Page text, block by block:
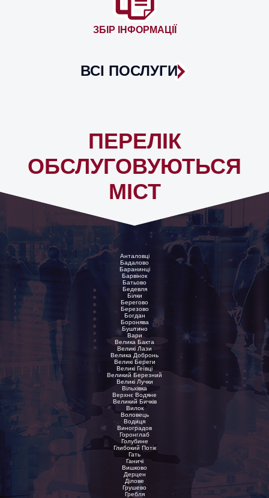
ЗБІР ІНФОРМАЦІЇ
ВСІ ПОСЛУГИ
ПЕРЕЛІК
ОБСЛУГОВУЮТЬСЯ
МІСТ
Анталовці
Бадалово
Баранинці
Барвінок
Батьово
Бедевля
Білки
Берегово
Березово
Богдан
Боронява
Буштино
Вари
Велика Бакта
Великі Лази
Велика Добронь
Великі Береги
Великі Геївці
Великий Березний
Великі Лучки
Вільхівка
Верхнє Водяне
Великий Бичків
Вилок
Воловець
Водиця
Виноградов
Горонглаб
Голубине
Глибокий Потік
Гать
Ганичі
Вишково
Дерцен
Ділове
Грушево
Гребля